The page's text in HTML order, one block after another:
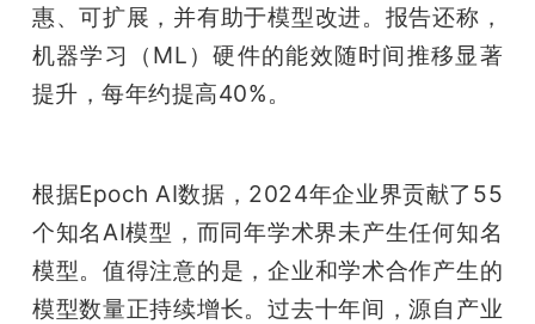
惠、可扩展，并有助于模型改进。报告还称，
机器学习（ML）硬件的能效随时间推移显著
提升，每年约提高40%。
根据Epoch AI数据，2024年企业界贡献了55
个知名AI模型，而同年学术界未产生任何知名
模型。值得注意的是，企业和学术合作产生的
模型数量正持续增长。过去十年间，源自产业